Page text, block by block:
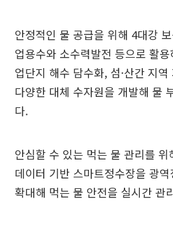
안정적인 물 공급을 위해 4대강
업용수와 소수력발전 등으로 활
업단지 해수 담수화, 섬·산간 지
다양한 대체 수자원을 개발해 물
다.
안심할 수 있는 먹는 물 관리를 위
데이터 기반 스마트정수장을 광
확대해 먹는 물 안전을 실시간 관